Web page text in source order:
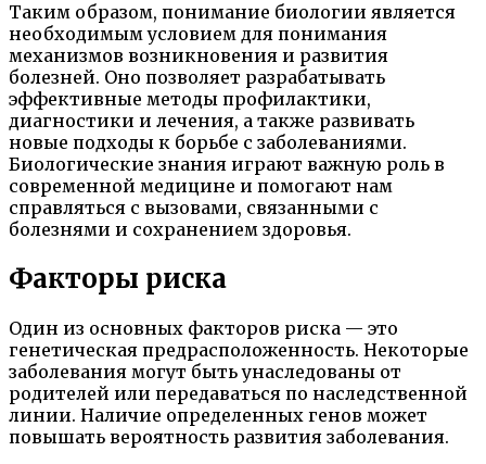
Таким образом, понимание биологии является
необходимым условием для понимания
механизмов возникновения и развития
болезней. Оно позволяет разрабатывать
эффективные методы профилактики,
диагностики и лечения, а также развивать
новые подходы к борьбе с заболеваниями.
Биологические знания играют важную роль в
современной медицине и помогают нам
справляться с вызовами, связанными с
болезнями и сохранением здоровья.
Факторы риска
Один из основных факторов риска — это
генетическая предрасположенность. Некоторые
заболевания могут быть унаследованы от
родителей или передаваться по наследственной
линии. Наличие определенных генов может
повышать вероятность развития заболевания.